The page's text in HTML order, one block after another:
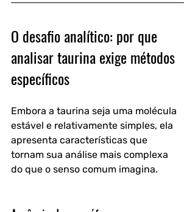
O desafio analítico: por que
analisar taurina exige métodos
específicos
Embora a taurina seja uma molécula
estável e relativamente simples, ela
apresenta características que
tornam sua análise mais complexa
do que o senso comum imagina.